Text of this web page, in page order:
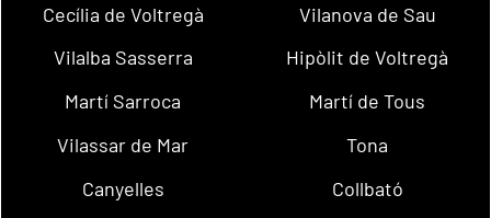
Cecília de Voltregà
Vilanova de Sau
Vilalba Sasserra
Hipòlit de Voltregà
Martí Sarroca
Martí de Tous
Vilassar de Mar
Tona
Canyelles
Collbató